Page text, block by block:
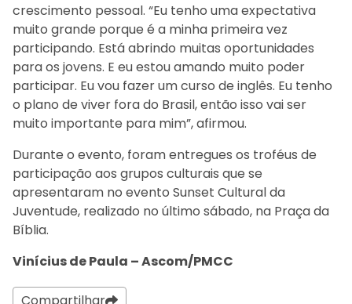
crescimento pessoal. “Eu tenho uma expectativa
muito grande porque é a minha primeira vez
participando. Está abrindo muitas oportunidades
para os jovens. E eu estou amando muito poder
participar. Eu vou fazer um curso de inglês. Eu tenho
o plano de viver fora do Brasil, então isso vai ser
muito importante para mim”, afirmou.
Durante o evento, foram entregues os troféus de
participação aos grupos culturais que se
apresentaram no evento Sunset Cultural da
Juventude, realizado no último sábado, na Praça da
Bíblia.
Vinícius de Paula – Ascom/PMCC